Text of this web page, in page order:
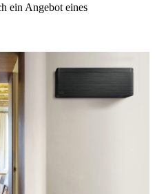
ein Angebot eines